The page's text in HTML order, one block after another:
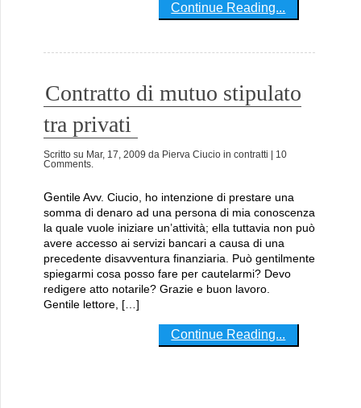
Continue Reading...
Contratto di mutuo stipulato
tra privati
Scritto su Mar, 17, 2009 da Pierva Ciucio in contratti
| 10
Comments.
Gentile Avv. Ciucio, ho intenzione di prestare una
somma di denaro ad una persona di mia conoscenza
la quale vuole iniziare un’attività; ella tuttavia non può
avere accesso ai servizi bancari a causa di una
precedente disavventura finanziaria. Può gentilmente
spiegarmi cosa posso fare per cautelarmi? Devo
redigere atto notarile? Grazie e buon lavoro.
Gentile lettore, […]
Continue Reading...